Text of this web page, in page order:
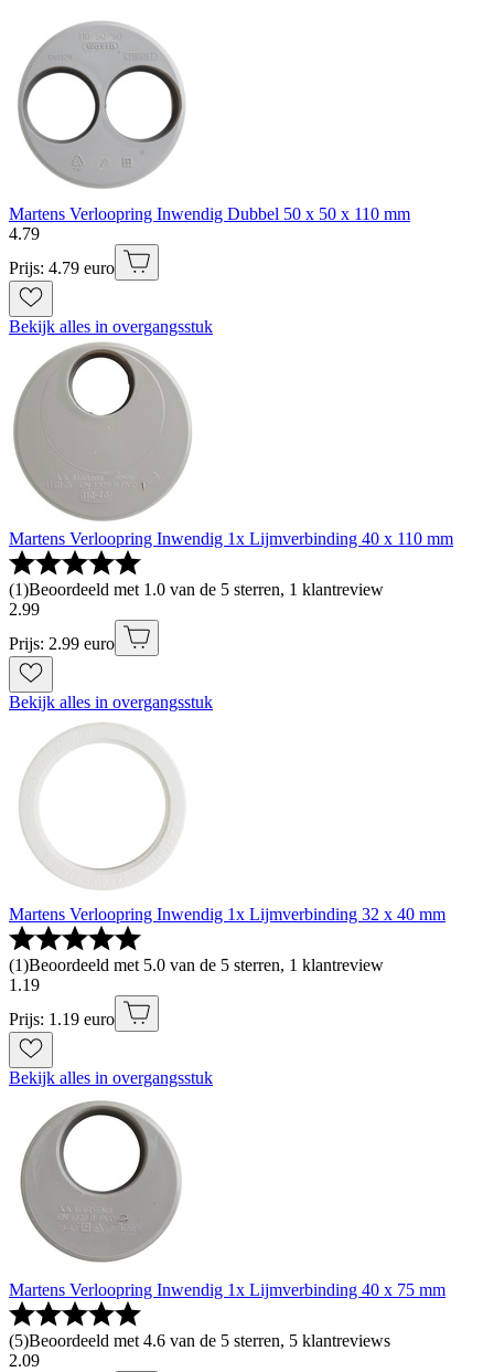
Martens Verloopring Inwendig Dubbel 50 x 50 x 110 mm
4.79
Prijs: 4.79 euro
Bekijk alles in overgangsstuk
Martens Verloopring Inwendig 1x Lijmverbinding 40 x 110 mm
(1)Beoordeeld met 1.0 van de 5 sterren, 1 klantreview
2.99
Prijs: 2.99 euro
Bekijk alles in overgangsstuk
Martens Verloopring Inwendig 1x Lijmverbinding 32 x 40 mm
(1)Beoordeeld met 5.0 van de 5 sterren, 1 klantreview
1 .19
Prijs: 1.19 euro
Bekijk alles in overgangsstuk
Martens Verloopring Inwendig 1x Lijmverbinding 40 x 75 mm
(5)Beoordeeld met 4.6 van de 5 sterren, 5 klantreviews
2.09